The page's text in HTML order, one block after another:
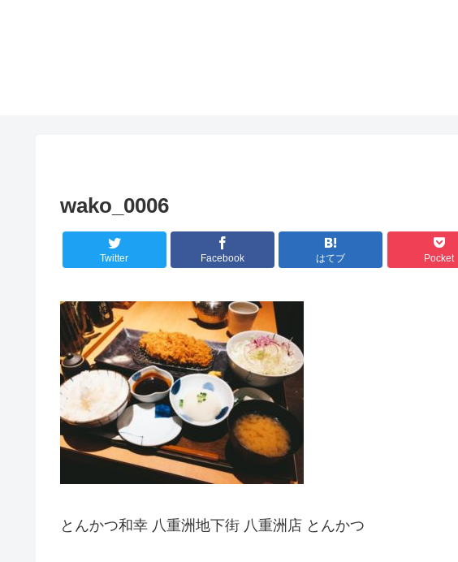
wako_0006
Twitter Facebook はてブ Pocket
とんかつ和幸 八重洲地下街 八重洲店 とんかつ